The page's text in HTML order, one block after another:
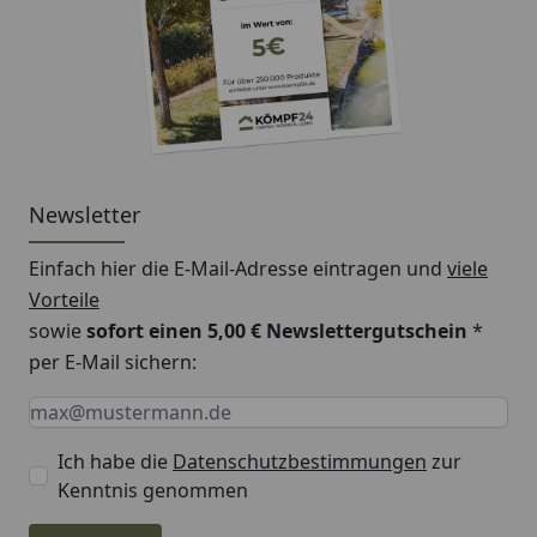
B 186 × T 186 cm
B 217 × T 205 cm
6,1 m²
Innenhöhe
Podesthöhe
H 125 cm
Wand, Dach und
Boden
18 mm Massivholz
Ausführung
Fichte, naturbelassen
Pfosten
4 Stück (90 × 90 mm,
Leiter
Newsletter
Einfach hier die E-Mail-Adresse eintragen und viele
Vorteile
sowiesofort einen 5,00 € Newslettergutschein *
per E-Mail sichern:
Keine Eingabe erforderlich
Eingabe erforderlich
E-Mail *
Ich habe die Datenschutzbestimmungen zur
Kenntnis genommen